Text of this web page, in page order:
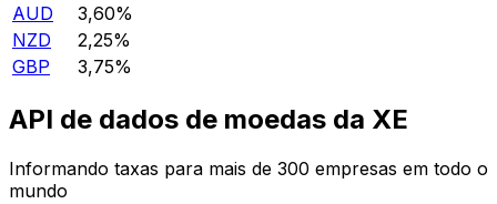
AUD
3,60%
NZD
2,25%
GBP
3,75%
API de dados de moedas da XE
Informando taxas para mais de 300 empresas em todo o
mundo